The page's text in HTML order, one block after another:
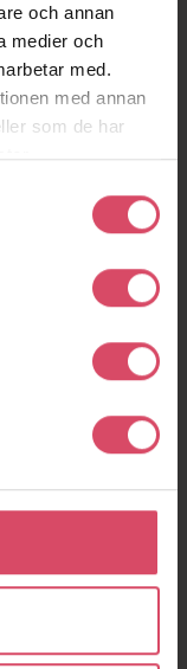
och annan
medier och
med.
med annan
som de har